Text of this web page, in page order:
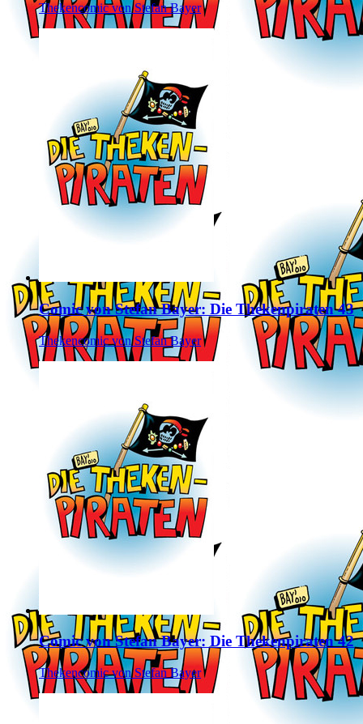
Thekencomic von Stefan Bayer
Comic von Stefan Bayer: Die Thekenpiraten 43
Thekencomic von Stefan Bayer
Comic von Stefan Bayer: Die Thekenpiraten 42
Thekencomic von Stefan Bayer